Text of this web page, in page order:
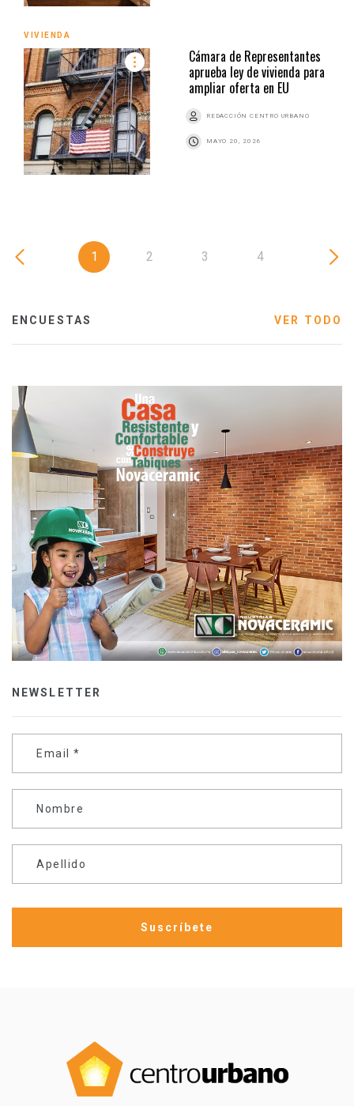
VIVIENDA
Cámara de Representantes
aprueba ley de vivienda para
ampliar oferta en EU
REDACCIÓN CENTRO URBANO
MAYO 20, 2026
1 2 3 4
ENCUESTAS VER TODO
NEWSLETTER
Email *
Nombre
Apellido